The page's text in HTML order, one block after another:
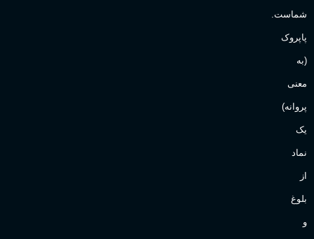
آقایان
شماست.
پاپروک
(به
معنی
پروانه)
یک
نماد
از
بلوغ
و